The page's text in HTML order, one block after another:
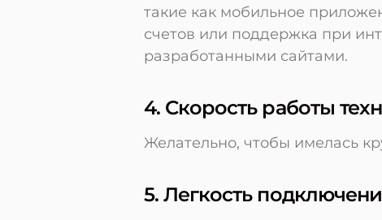
такие как мобильное
счетов или поддержка при
разработанными сайтами.
4. Скорость работы
Желательно, чтобы имелась
5. Легкость